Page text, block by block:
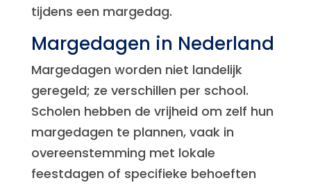
tijdens een margedag.
Margedagen in Nederland
Margedagen worden niet landelijk
geregeld; ze verschillen per school.
Scholen hebben de vrijheid om zelf hun
margedagen te plannen, vaak in
overeenstemming met lokale
feestdagen of specifieke behoeften